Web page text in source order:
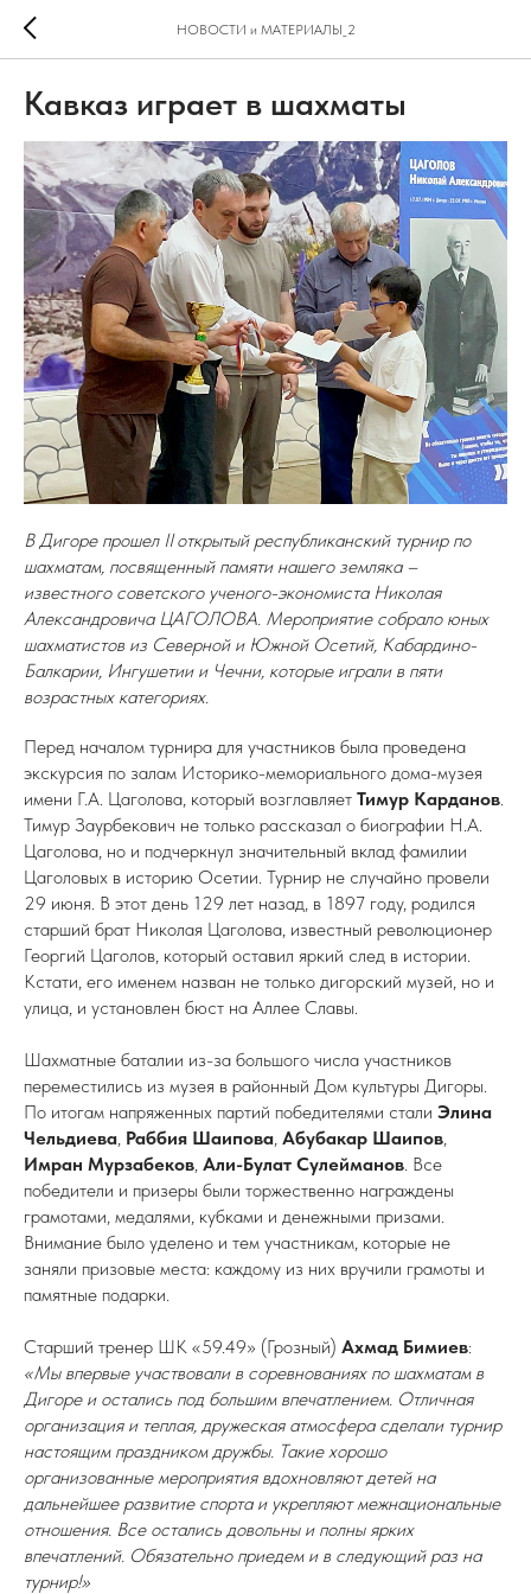
НОВОСТИ и МАТЕРИАЛЫ_2
Кавказ играет в шахматы
В Дигоре прошел II открытый республиканский турнир по
шахматам, посвященный памяти нашего земляка –
известного советского ученого-экономиста Николая
Александровича ЦАГОЛОВА. Мероприятие собрало юных
шахматистов из Северной и Южной Осетий, Кабардино-
Балкарии, Ингушетии и Чечни, которые играли в пяти
возрастных категориях.
Перед началом турнира для участников была проведена
экскурсия по залам Историко-мемориального дома-музея
имени Г.А. Цаголова, который возглавляет Тимур Карданов.
Тимур Заурбекович не только рассказал о биографии Н.А.
Цаголова, но и подчеркнул значительный вклад фамилии
Цаголовых в историю Осетии. Турнир не случайно провели
29 июня. В этот день 129 лет назад, в 1897 году, родился
старший брат Николая Цаголова, известный революционер
Георгий Цаголов, который оставил яркий след в истории.
Кстати, его именем назван не только дигорский музей, но и
улица, и установлен бюст на Аллее Славы.
Шахматные баталии из-за большого числа участников
переместились из музея в районный Дом культуры Дигоры.
По итогам напряженных партий победителями стали Элина
Чельдиева, Раббия Шаипова, Абубакар Шаипов,
Имран Мурзабеков, Али-Булат Сулейманов. Все
победители и призеры были торжественно награждены
грамотами, медалями, кубками и денежными призами.
Внимание было уделено и тем участникам, которые не
заняли призовые места: каждому из них вручили грамоты и
памятные подарки.
Старший тренер ШК «59.49» (Грозный) Ахмад Бимиев:
«Мы впервые участвовали в соревнованиях по шахматам в
Дигоре и остались под большим впечатлением. Отличная
организация и теплая, дружеская атмосфера сделали турнир
настоящим праздником дружбы. Такие хорошо
организованные мероприятия вдохновляют детей на
дальнейшее развитие спорта и укрепляют межнациональные
отношения. Все остались довольны и полны ярких
впечатлений. Обязательно приедем и в следующий раз на
турнир!»